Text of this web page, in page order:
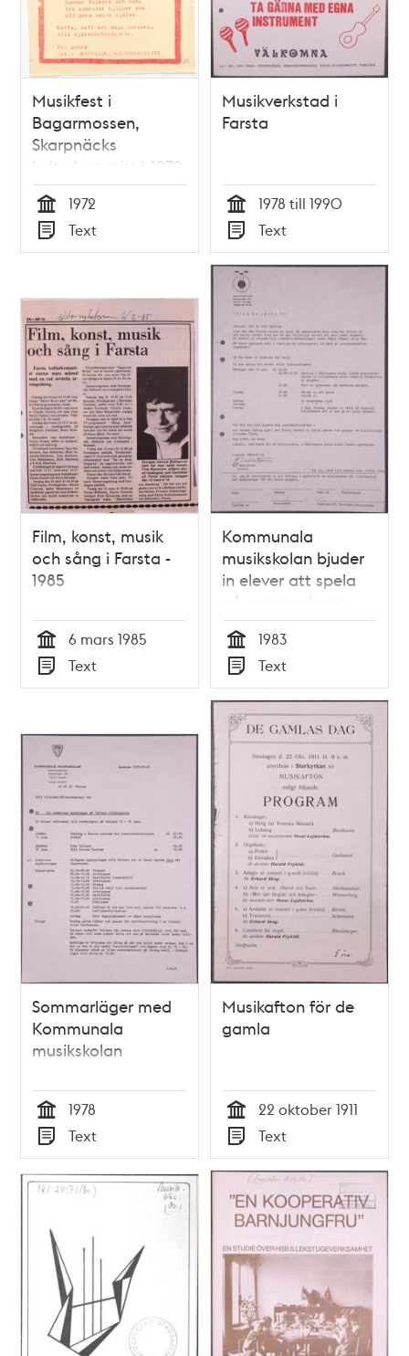
Musikfest i
Bagarmossen,
Skarpnäcks
kulturkommitté 1972
Tid
1972
Typ
Text
Musikverkstad i
Farsta
Tid
1978 till 1990
Typ
Text
Film, konst, musik
och sång i Farsta -
1985
Tid
6 mars 1985
Typ
Text
Kommunala
musikskolan bjuder
in elever att spela
på sommarlovet
Tid
1983
Typ
Text
Sommarläger med
Kommunala
musikskolan
Tid
1978
Typ
Text
Musikafton för de
gamla
Tid
22 oktober 1911
Typ
Text